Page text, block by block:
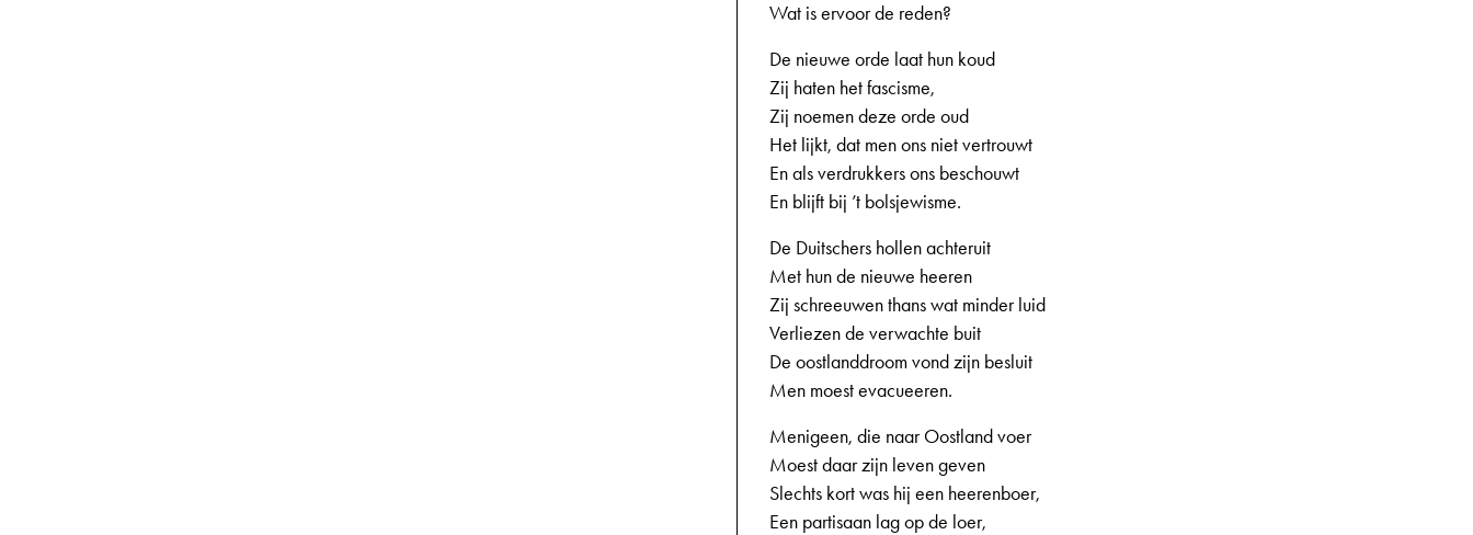
Wat is ervoor de reden?
De nieuwe orde laat hun koud
Zij haten het fascisme,
Zij noemen deze orde oud
Het lijkt, dat men ons niet vertrouwt
En als verdrukkers ons beschouwt
En blijft bij ’t bolsjewisme.
De Duitschers hollen achteruit
Met hun de nieuwe heeren
Zij schreeuwen thans wat minder luid
Verliezen de verwachte buit
De oostlanddroom vond zijn besluit
Men moest evacueeren.
Menigeen, die naar Oostland voer
Moest daar zijn leven geven
Slechts kort was hij een heerenboer,
Een partisaan lag op de loer,